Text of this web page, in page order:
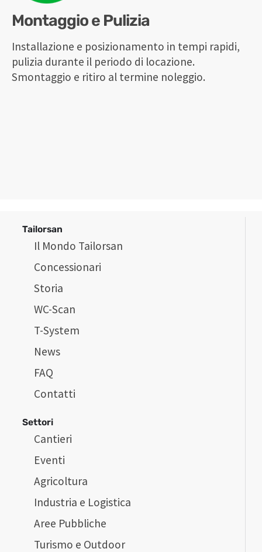
Montaggio e Pulizia
Installazione e posizionamento in tempi rapidi,
pulizia durante il periodo di locazione.
Smontaggio e ritiro al termine noleggio.
Tailorsan
Il Mondo Tailorsan
Concessionari
Storia
WC-Scan
T-System
News
FAQ
Contatti
Settori
Cantieri
Eventi
Agricoltura
Industria e Logistica
Aree Pubbliche
Turismo e Outdoor